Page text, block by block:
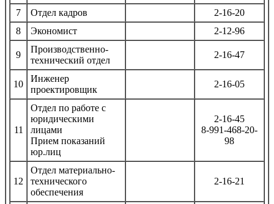
7
Отдел кадров
2-16-20
8
Экономист 2-12-96
9
Производственно-
технический отдел
2-16-47
10
Инженер
проектировщик
2-16-05
11
Отдел по работе с
юридическими
лицами
Прием показаний
юр.лиц
2-16-45
8-991-468-20-
98
12
Отдел материально-
технического
обеспечения
2-16-21